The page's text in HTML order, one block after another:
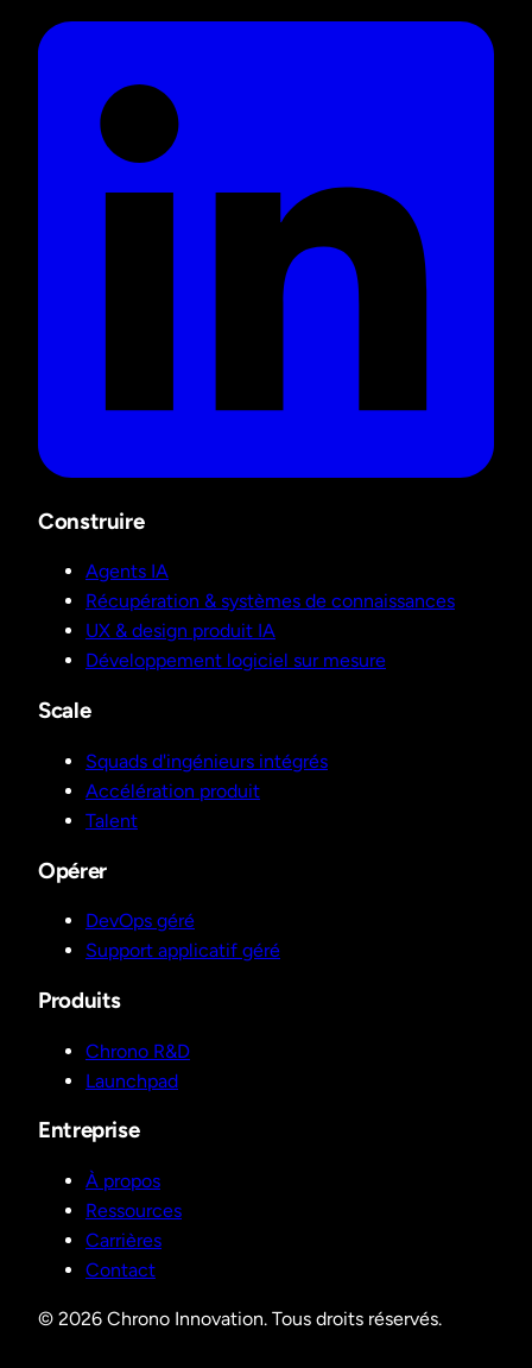
Construire
Agents IA
Récupération & systèmes de connaissances
UX & design produit IA
Développement logiciel sur mesure
Scale
Squads d'ingénieurs intégrés
Accélération produit
Talent
Opérer
DevOps géré
Support applicatif géré
Produits
Chrono R&D
Launchpad
Entreprise
À propos
Ressources
Carrières
Contact
© 2026 Chrono Innovation. Tous droits réservés.